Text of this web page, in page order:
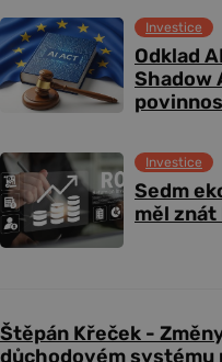
Odklad
Shadow
Investice
Sedm
měl znát
Investice
Štěpán Křeček -
důchodovém systému